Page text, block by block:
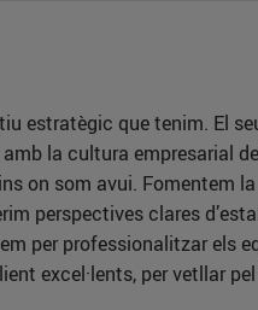
estratègic que tenim. El
la cultura empresarial
on som avui. Fomentem la
perspectives clares
per professionalitzar els
excel·lents, per vetllar